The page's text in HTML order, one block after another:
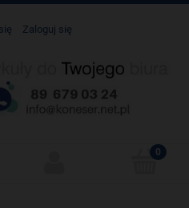
Zaloguj się